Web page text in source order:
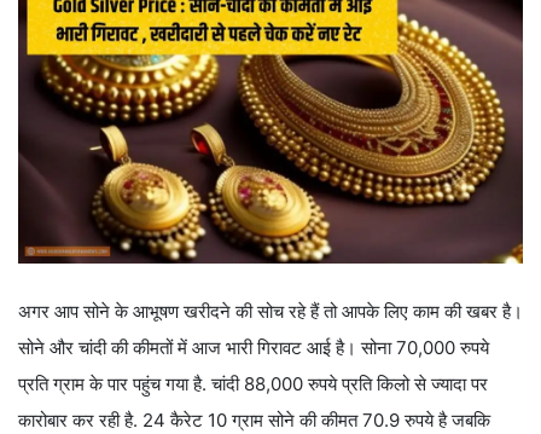
अगर आप सोने के आभूषण खरीदने की सोच रहे हैं तो आपके लिए काम की खबर है।
सोने और चांदी की कीमतों में आज भारी गिरावट आई है। सोना 70,000 रुपये
प्रति ग्राम के पार पहुंच गया है. चांदी 88,000 रुपये प्रति किलो से ज्यादा पर
कारोबार कर रही है. 24 कैरेट 10 ग्राम सोने की कीमत 70.9 रुपये है जबकि